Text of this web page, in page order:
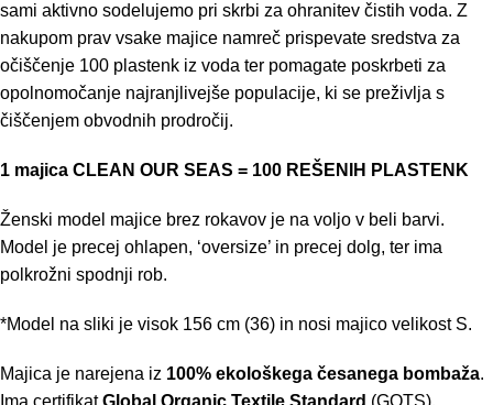
sami aktivno sodelujemo pri skrbi za ohranitev čistih voda. Z
nakupom prav vsake majice namreč prispevate sredstva za
očiščenje 100 plastenk iz voda ter pomagate poskrbeti za
opolnomočanje najranjlivejše populacije, ki se preživlja s
čiščenjem obvodnih prodročij.
1 majica CLEAN OUR SEAS = 100 REŠENIH PLASTENK
Ženski model majice brez rokavov je na voljo v beli barvi.
Model je precej ohlapen, ‘oversize’ in precej dolg, ter ima
polkrožni spodnji rob.
*Model na sliki je visok 156 cm (36) in nosi majico velikost S.
Majica je narejena iz 100% ekološkega česanega bombaža.